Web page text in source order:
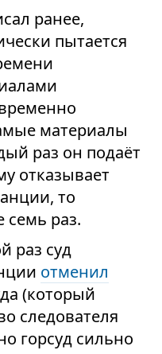
ранее,
пытается
материалы
раз он подаёт
отказывает
то
семь раз.
раз суд
отменил
(который
следователя
горсуд сильно